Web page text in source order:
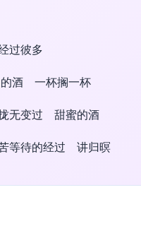
过彼多
的酒 一杯搁一杯
无变过 甜蜜的酒
等待的经过 讲归暝